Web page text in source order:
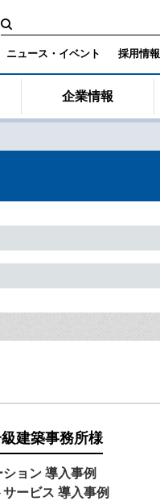
検
索:
ニュース・イベント 採用情報
企業情報
建築事務所様
ョン 導入事例
ービス 導入事例